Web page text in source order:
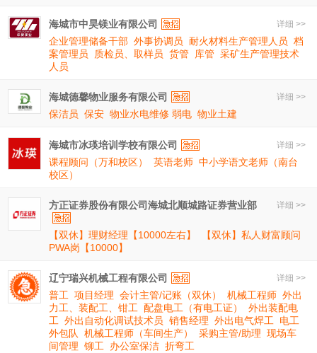
详细 >>
海城市中昊镁业有限公司
企业管理储备干部 外事协调员 耐火材料生产管理人员 档
案管理员
质检员、取样员 货管 库管 采矿生产管理技术
人员
详细 >>
海城德馨物业服务有限公司
保洁员 保安 物业水电维修 弱电 物业土建
详细 >>
海城市冰瑛培训学校有限公司
课程顾问（万和校区）
英语老师 中小学语文老师（南台
校区）
详细 >>
方正证券股份有限公司海城北顺城路证券营业部
【双休】理财经理【10000左右】
【双休】私人财富顾问
PWA岗【10000】
详细 >>
辽宁瑞兴机械工程有限公司
普工 项目经理 会计主管/记账（双休） 机械工程师 外出
力工、装配工、钳工 配盘电工（有电工证）
外出装配电
工 外出自动化调试技术员 销售经理 外出电气焊工 电工
外包队 机械工程师（车间生产） 采购主管/助理 现场车
间管理 铆工 办公室保洁 折弯工